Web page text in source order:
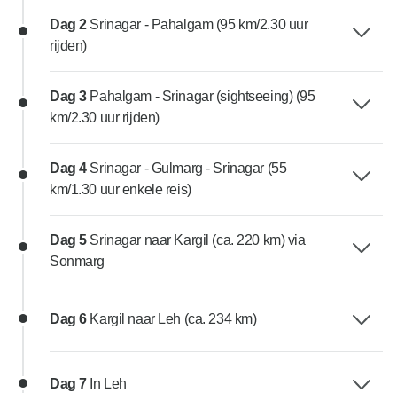
Dag 2 Srinagar - Pahalgam (95 km/2.30 uur
rijden)
Dag 3 Pahalgam - Srinagar (sightseeing) (95
km/2.30 uur rijden)
Dag 4 Srinagar - Gulmarg - Srinagar (55
km/1.30 uur enkele reis)
Dag 5 Srinagar naar Kargil (ca. 220 km) via
Sonmarg
Dag 6 Kargil naar Leh (ca. 234 km)
Dag 7 In Leh